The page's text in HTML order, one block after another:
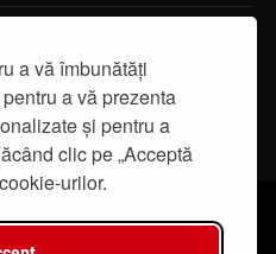
a vă îmbunătăți
a vă prezenta
și pentru a
clic pe „Acceptă
urilor.